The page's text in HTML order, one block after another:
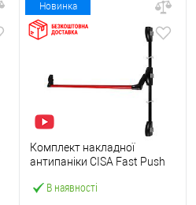
Новинка
В наявності
Комплект накладної
антипаніки CISA Fast Push
точковий вбік червона